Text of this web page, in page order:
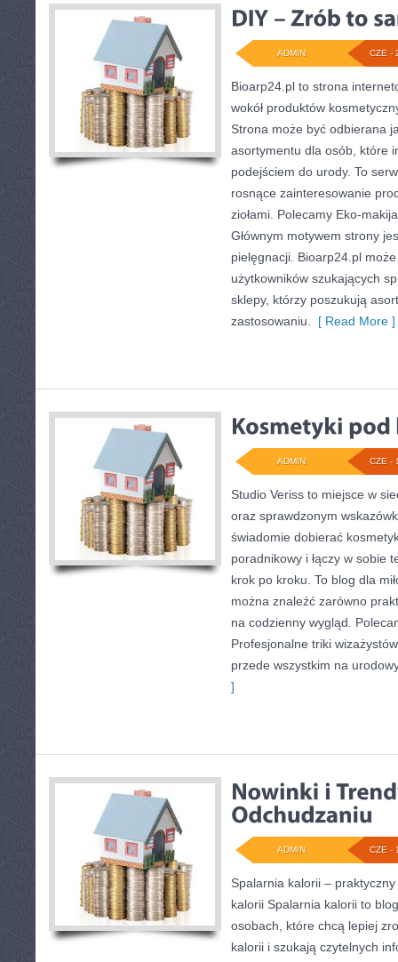
CZE -
ADMIN
Bioarp24.pl to strona
wokół produktów
Strona może być odbierana
asortymentu dla osób, które
podejściem do urody. To
rosnące zainteresowanie
ziołami. Polecamy Eko-
Głównym motywem strony
pielęgnacji. Bioarp24.pl
użytkowników szukających
sklepy, którzy poszukują
zastosowaniu.
[ Read More ]
CZE -
ADMIN
Studio Veriss to miejsce w
oraz sprawdzonym
świadomie dobierać
poradnikowy i łączy w sobie
krok po kroku. To blog dla
można znaleźć zarówno
na codzienny wygląd.
Profesjonalne triki
przede wszystkim na
]
CZE -
ADMIN
Spalarnia kalorii –
kalorii Spalarnia kalorii to
osobach, które chcą lepiej
kalorii i szukają czytelnych